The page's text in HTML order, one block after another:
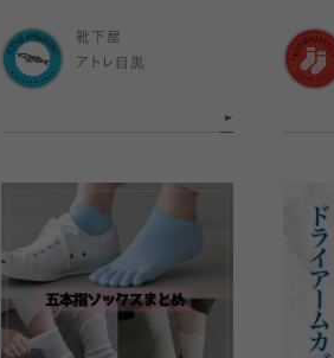
靴下屋
アトレ目黒